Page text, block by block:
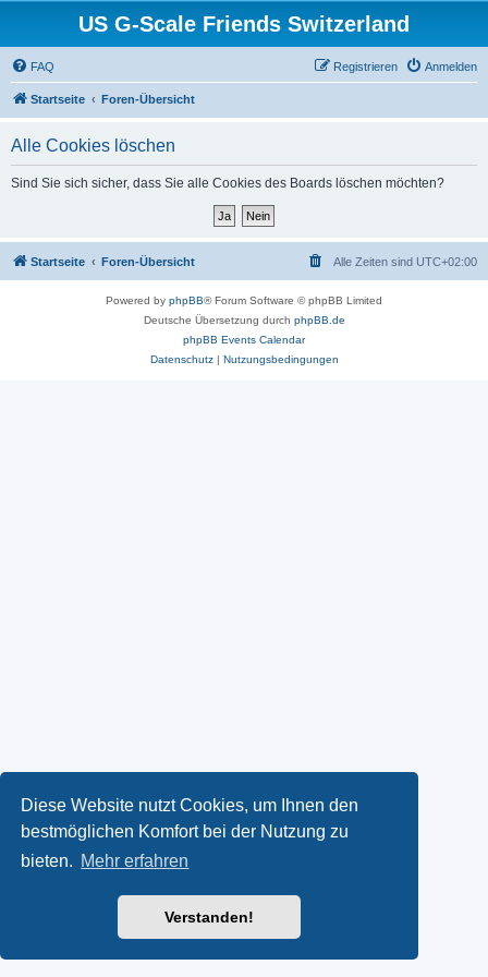
Diese Website nutzt Cookies, um Ihnen den
bestmöglichen Komfort bei der Nutzung zu
bieten. Mehr erfahren
Verstanden!
US G-Scale Friends Switzerland
FAQ Anmelden
Registrieren
Startseite Foren-Übersicht
Alle Cookies löschen
Sind Sie sich sicher, dass Sie alle Cookies des Boards löschen möchten?
Startseite Foren-Übersicht Alle Zeiten sind UTC+02:00
Powered by phpBB® Forum Software © phpBB Limited
Deutsche Übersetzung durch phpBB.de
phpBB Events Calendar
Datenschutz| Nutzungsbedingungen